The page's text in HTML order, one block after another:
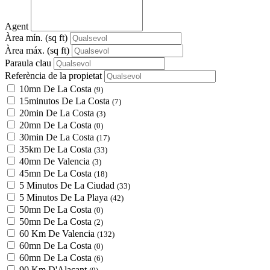
Agent
Àrea mín. (sq ft)
Àrea máx. (sq ft)
Paraula clau
Referència de la propietat
10mn De La Costa (9)
15minutos De La Costa (7)
20min De La Costa (3)
20mn De La Costa (0)
30min De La Costa (17)
35km De La Costa (33)
40mn De Valencia (3)
45mn De La Costa (18)
5 Minutos De La Ciudad (33)
5 Minutos De La Playa (42)
50mn De La Costa (0)
50mn De La Costa (2)
60 Km De Valencia (132)
60mn De La Costa (0)
60mn De La Costa (6)